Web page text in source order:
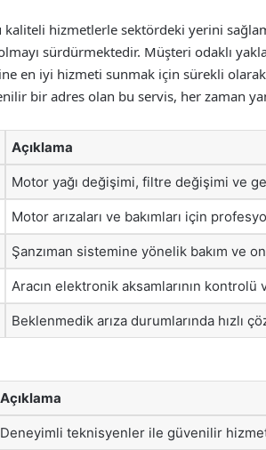
kaliteli hizmetlerle sektördeki yerini
sürdürmektedir. Müşteri odaklı
en iyi hizmeti sunmak için sürekli
bir adres olan bu servis, her zaman
Açıklama
Motor yağı değişimi, filtre değişimi ve
Motor arızaları ve bakımları için
Şanzıman sistemine yönelik bakım ve
Aracın elektronik aksamlarının kontrolü
Beklenmedik arıza durumlarında hızlı
Açıklama
Deneyimli teknisyenler ile güvenilir